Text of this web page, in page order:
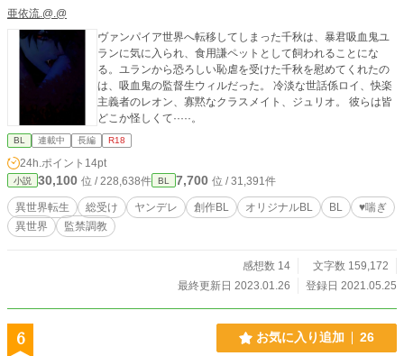
亜依流.@.@
ヴァンパイア世界へ転移してしまった千秋は、暴君吸血鬼ユ
ランに気に入られ、食用謙ペットとして飼われることにな
る。ユランから恐ろしい恥虐を受けた千秋を慰めてくれたの
は、吸血鬼の監督生ウィルだった。 冷淡な世話係ロイ、快楽
主義者のレオン、寡黙なクラスメイト、ジュリオ。 彼らは皆
どこか怪しくて·····。
BL 連載中 長編 R18
24h.ポイント 14pt
小説 30,100 位 / 228,638件 BL 7,700 位 / 31,391件
異世界転生 総受け ヤンデレ 創作BL オリジナルBL BL
♥️喘ぎ
異世界
監禁調教
感想数 14
文字数 159,172
最終更新日 2023.01.26
登録日 2021.05.25
6 お気に入り追加 26